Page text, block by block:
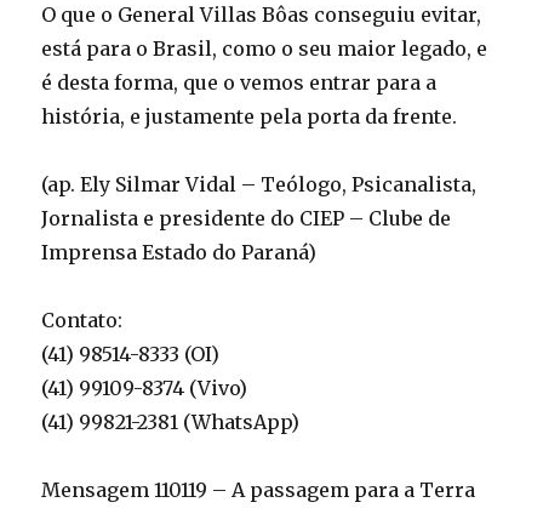
O que o General Villas Bôas conseguiu evitar,
está para o Brasil, como o seu maior legado, e
é desta forma, que o vemos entrar para a
história, e justamente pela porta da frente.
(ap. Ely Silmar Vidal – Teólogo, Psicanalista,
Jornalista e presidente do CIEP – Clube de
Imprensa Estado do Paraná)
Contato:
(41) 98514-8333 (OI)
(41) 99109-8374 (Vivo)
(41) 99821-2381 (WhatsApp)
Mensagem 110119 – A passagem para a Terra